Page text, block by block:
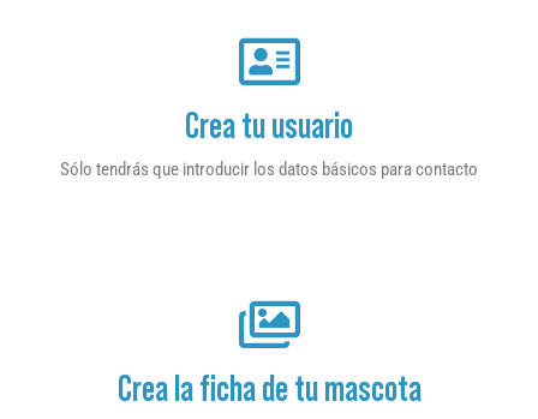
Crea tu usuario
Sólo tendrás que introducir los datos básicos para contacto
Crea la ficha de tu mascota